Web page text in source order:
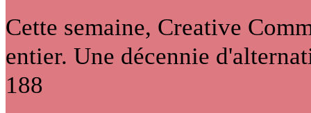
Cette semaine, Creative
entier. Une décennie
188